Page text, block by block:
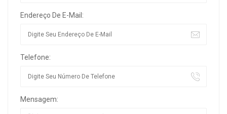
Endereço De E-Mail:
Telefone:
Mensagem: